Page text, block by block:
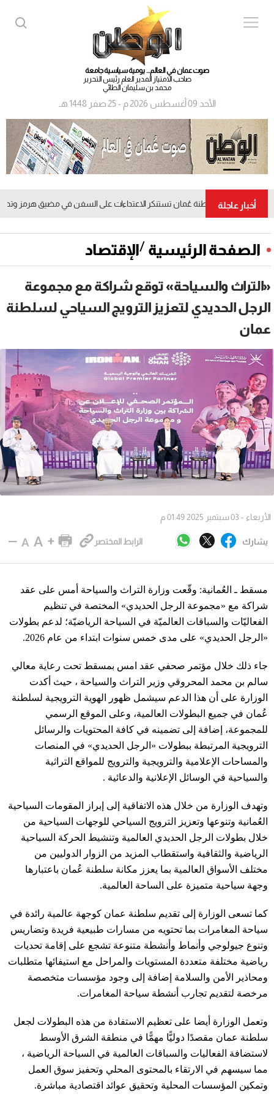
صوت عمان في العالم... يومية سياسية جامعة
صاحب الامتياز المدير العام رئيس التحرير
محمد بن سليمان الطائي
الأحد 09 أغسطس 2026 م - 25 صفر 1448 هـ
أخبار عاجلةسلطنة عُمان تستنكر الاعتداءات على السفن في مضيق هرمز وتدعو إلى
الصفحة الرئيسية /الإقتصاد
«التراث والسياحة» توقع شراكة مع مجموعة
الرجل الحديدي لتعزيز الترويج السياحي لسلطنة
عمان
يشارك الرابط المختصر
الأربعاء - 03 سبتمبر 2025 01:49 م
مسقط ـ العُمانية: وقّعت وزارة التراث والسياحة أمس على عقد
شراكة مع «مجموعة الرجل الحديدي» المختصة في تنظيم
الفعاليّات والسباقات العالميّة في السياحة الرياضيّة؛ لدعم بطولات
«الرجل الحديدي» على مدى خمس سنوات ابتداء من عام 2026.
جاء ذلك خلال مؤتمر صحفي عقد امس بمسقط تحت رعاية معالي
سالم بن محمد المحروقي وزير التراث والسياحة ، حيث أكدت
الوزارة على أن هذا الدعم سيشمل ظهور الهوية الترويجية لسلطنة
عُمان في جميع البطولات العالمية، وعلى الموقع الرسمي
للمجموعة، إضافة إلى تضمينه في كافة المحتويات والرسائل
الترويجية المرتبطة ببطولات «الرجل الحديدي» في المنصات
والمساحات الإعلامية والترويجية والترويج للمواقع التراثية
والسياحية في الوسائل الإعلانية والدعائية .
وتهدف الوزارة من خلال هذه الاتفاقية إلى إبراز المقومات السياحية
العُمانية وتنوعها وتعزيز الترويج السياحي للوجهات السياحية من
خلال بطولات الرجل الحديدي العالمية وتنشيط الحركة السياحية
الرياضية والثقافية واستقطاب المزيد من الزوار الدوليين من
مختلف الأسواق العالمية بما يعزز مكانة سلطنة عُمان باعتبارها
وجهة سياحية متميزة على الساحة العالمية.
كما تسعى الوزارة إلى تقديم سلطنة عمان كوجهة عالمية رائدة في
سياحة المغامرات بما تحتويه من مسارات طبيعية فريدة وتضاريس
وتنوع جيولوجي وأنماط وأنشطة متنوعة تشجع على إقامة تحديات
رياضية مختلفة متعددة المستويات والمراحل مع استيفائها متطلبات
ومحاذير الأمن والسلامة إضافة إلى وجود مؤسسات متخصصة
مرخصة لتقديم تجارب أنشطة سياحة المغامرات.
وتعمل الوزارة أيضا على تعظيم الاستفادة من هذه البطولات لجعل
سلطنة عمان مقصدًا دوليًّا مهمًّا في منطقة الشرق الأوسط
لاستضافة الفعاليات والسباقات العالمية في السياحة الرياضية ،
مما سيسهم في الارتقاء بالمحتوى المحلي وتحفيز سوق العمل
وتمكين المؤسسات المحلية وتحقيق عوائد اقتصادية مباشرة.